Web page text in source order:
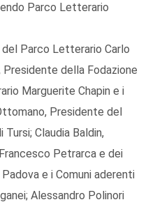
Parco Letterario
Parco Letterario Carlo
Presidente della Fodazione
Marguerite Chapin e i
Presidente del
Claudia Baldin,
Petrarca e dei
e i Comuni aderenti
Alessandro Polinori